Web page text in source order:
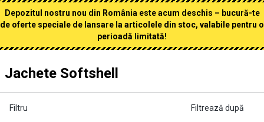
Depozitul nostru nou din România este acum deschis – bucură-te
de oferte speciale de lansare la articolele din stoc, valabile pentru o
perioadă limitată!
Jachete Softshell
Filtru Filtrează după